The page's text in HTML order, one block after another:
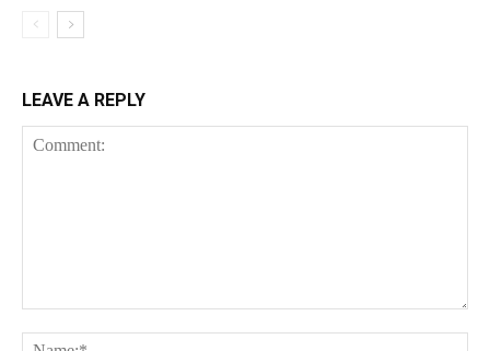
LEAVE A REPLY